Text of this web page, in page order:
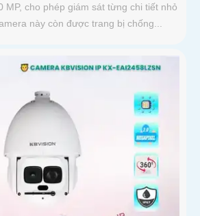
MP, cho phép giám sát từng chi tiết nhỏ
này còn được trang bị chống...